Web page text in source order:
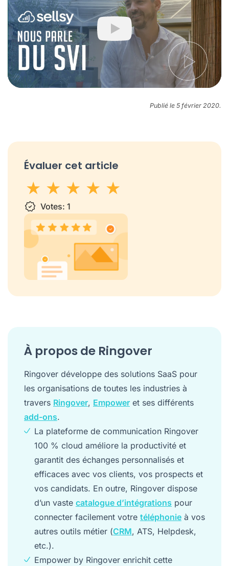
Play
Publié le 5 février 2020.
Évaluer cet article
1 star2 stars
3 stars
4 stars5 stars
Votes: 1
À propos de Ringover
Ringover développe des solutions SaaS pour
les organisations de toutes les industries à
travers Ringover, Empower et ses différents
add-ons.
La plateforme de communication Ringover
100 % cloud améliore la productivité et
garantit des échanges personnalisés et
efficaces avec vos clients, vos prospects et
vos candidats. En outre, Ringover dispose
d’un vaste catalogue d’intégrations pour
connecter facilement votre téléphonie à vos
autres outils métier (CRM, ATS, Helpdesk,
etc.).
Empower by Ringover enrichit cette